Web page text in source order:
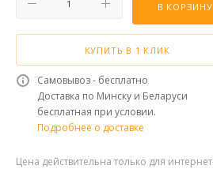
В КОРЗИНУ
КУПИТЬ В 1 КЛИК
Самовывоз - бесплатно
Доставка по Минску и Беларуси
бесплатная при условии.
Подробнее о доставке
Цена действительна только для